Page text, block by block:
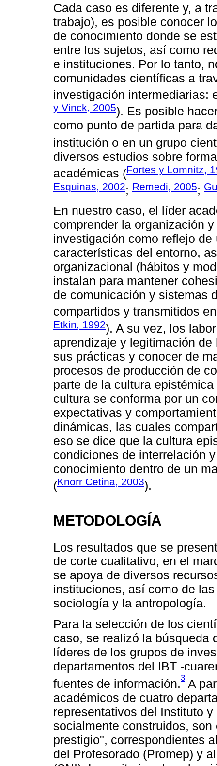
Cada caso es diferente y, a
trabajo), es posible conocer
de conocimiento donde se
entre los sujetos, así como
e instituciones. Por lo tanto,
comunidades científicas a
investigación intermediarias:
y Vinck, 2005). Es posible
como punto de partida para
institución o en un grupo
diversos estudios sobre
académicas (Fortes y Lomnitz,
Esquinas, 2002; Remedi, 2005;
En nuestro caso, el líder
comprender la organización
investigación como reflejo
características del entorno,
organizacional (hábitos y
instalan para mantener
de comunicación y sistemas
compartidos y transmitidos
Etkin, 1992). A su vez, los
aprendizaje y legitimación
sus prácticas y conocer de
procesos de producción de
parte de la cultura
cultura se conforma por un
expectativas y
dinámicas, las cuales
eso se dice que la cultura
condiciones de interrelación
conocimiento dentro de un
(Knorr Cetina, 2003).
METODOLOGÍA
Los resultados que se
de corte cualitativo, en el
se apoya de diversos
instituciones, así como de
sociología y la antropología.
Para la selección de los
caso, se realizó la búsqueda
líderes de los grupos de
departamentos del IBT -
fuentes de información.3 A
académicos de cuatro
representativos del Instituto
socialmente construidos,
prestigio", correspondientes
del Profesorado (Promep) y